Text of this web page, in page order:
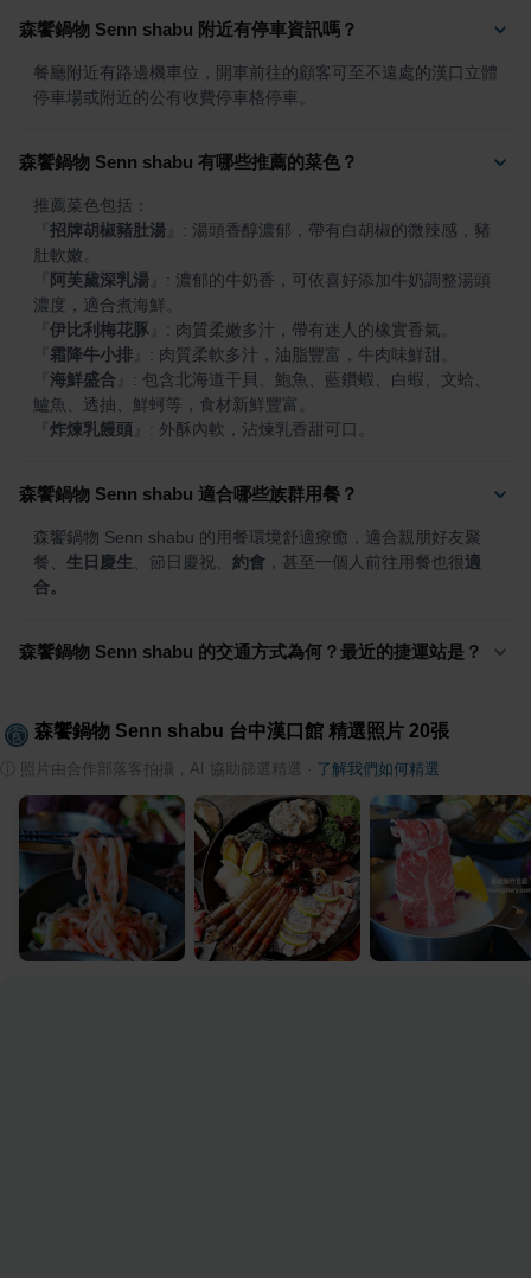
森饗鍋物 Senn shabu 附近有停車資訊嗎？
餐廳附近有路邊機車位，開車前往的顧客可至不遠處的漢口立體
停車場或附近的公有收費停車格停車。
森饗鍋物 Senn shabu 有哪些推薦的菜色？
招牌胡椒豬肚湯
: 湯頭香醇濃郁，帶有白胡椒的微辣感，豬
阿芙黛深乳湯
: 濃郁的牛奶香，可依喜好添加牛奶調整湯頭
伊比利梅花豚
霜降牛小排
海鮮盛合
: 包含北海道干貝、鮑魚、藍鑽蝦、白蝦、文蛤、
炸煉乳饅頭 : 外酥內軟，沾煉乳香甜可口。
森饗鍋物 Senn shabu 適合哪些族群用餐？
森饗鍋物 Senn shabu 的用餐環境舒適療癒，適合親朋好友聚
餐、 生日慶生 、節日慶祝、 約會 ，甚至一個人前往用餐也很適
合。
森饗鍋物 Senn shabu 的交通方式為何？最近的捷運站是？
森饗鍋物 Senn shabu 台中漢口館 精選照片 20張
照片由合作部落客拍攝，AI 協助篩選精選 了解我們如何精選